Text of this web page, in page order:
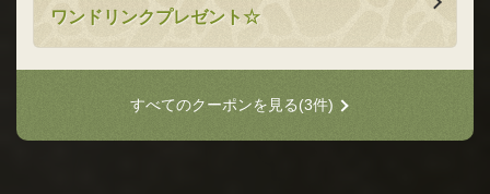
ワンドリンクプレゼント☆
すべてのクーポンを見る(3件)
閉じる